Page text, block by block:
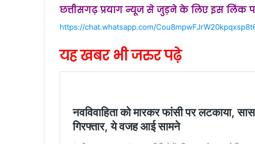
छत्तीसगढ़ प्रयाग न्यूज से जुड़ने के लिए इस लिंक
https://chat.whatsapp.com/
यह खबर भी जरुर पढ़े